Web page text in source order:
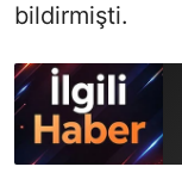
bildirmişti.